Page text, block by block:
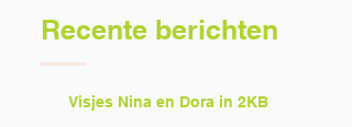
Recente berichten
Visjes Nina en Dora in 2KB